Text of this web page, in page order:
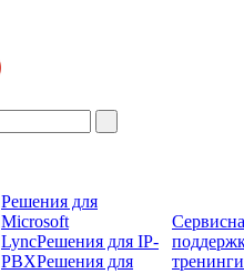
Решения для
Microsoft
LyncРешения для IP-
PBXРешения для
тренинги